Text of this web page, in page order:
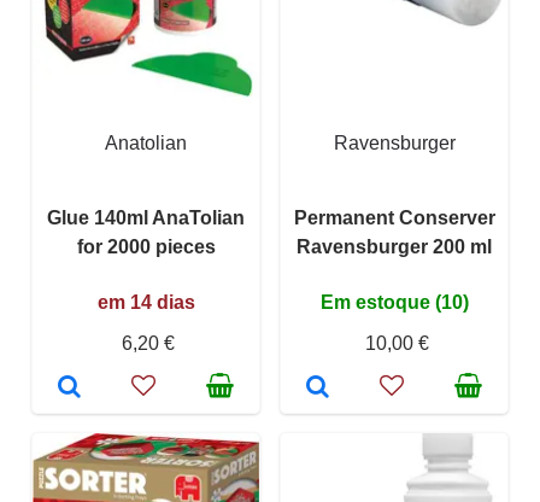
Anatolian
Glue 140ml AnaTolian
for 2000 pieces
em 14 dias
6,20 €
Ravensburger
Permanent Conserver
Ravensburger 200 ml
Em estoque (10)
10,00 €